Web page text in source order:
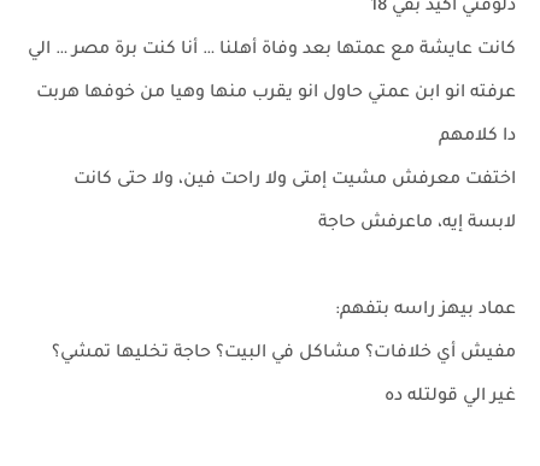
دلوقتي اكيد بقي 18
كانت عايشة مع عمتها بعد وفاة أهلنا … أنا كنت برة مصر … الي
عرفته انو ابن عمتي حاول انو يقرب منها وهيا من خوفها هربت
دا كلامهم
اختفت معرفش مشيت إمتى ولا راحت فين، ولا حتى كانت
لابسة إيه، ماعرفش حاجة
عماد بيهز راسه بتفهم:
مفيش أي خلافات؟ مشاكل في البيت؟ حاجة تخليها تمشي؟
غير الي قولتله ده